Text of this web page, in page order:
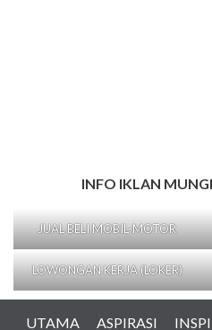
INFO IKLAN
JUAL BELI MOBIL-MOTOR
LOWONGAN KERJA (LOKER)
UTAMA ASPIRASI